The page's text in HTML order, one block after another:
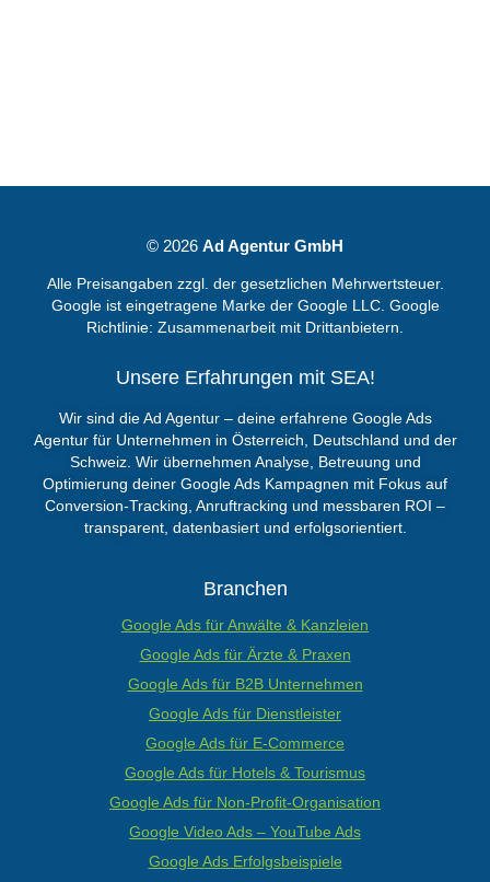
© 2026 Ad Agentur GmbH
Alle Preisangaben zzgl. der gesetzlichen Mehrwertsteuer.
Google ist eingetragene Marke der Google LLC. Google
Richtlinie: Zusammenarbeit mit Drittanbietern.
Unsere Erfahrungen mit SEA!
Wir sind die Ad Agentur – deine erfahrene Google Ads
Agenturfür Unternehmen in Österreich, Deutschland und der
Schweiz. Wir übernehmen Analyse, Betreuung und
Optimierung deiner Google Ads Kampagnen mit Fokus auf
Conversion-Tracking, Anruftracking und messbaren ROI –
transparent, datenbasiert und erfolgsorientiert.
Branchen
Google Ads für Anwälte & Kanzleien
Google Ads für Ärzte & Praxen
Google Ads für B2B Unternehmen
Google Ads für Dienstleister
Google Ads für E-Commerce
Google Ads für Hotels & Tourismus
Google Ads für Non-Profit-Organisation
Google Video Ads – YouTube Ads
Google Ads Erfolgsbeispiele